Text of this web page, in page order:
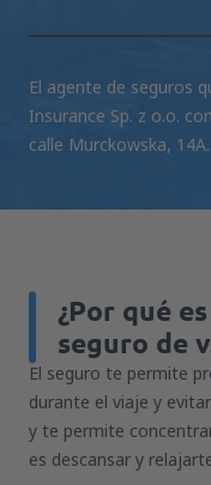
El agente de seguros
Insurance Sp. z o.o.
calle Murckowska, 14A.
¿Por qué
seguro de
El seguro te permite
durante el viaje y
y te permite
es descansar y